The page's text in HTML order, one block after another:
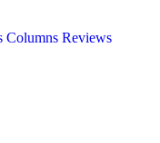
Columns Reviews